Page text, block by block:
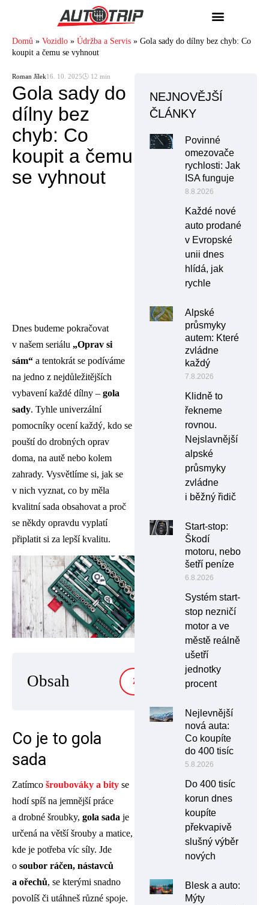
Domů » Vozidlo » Údržba a Servis » Gola sady do dílny bez chyb: Co
koupit a čemu se vyhnout
Roman Jílek16. 10. 2025🕓 12 min
Gola sady do
dílny bez
chyb: Co
koupit a čemu
se vyhnout
Dnes budeme pokračovat
v našem seriálu „Oprav si
sám“ a tentokrát se podíváme
na jedno z nejdůležitějších
vybavení každé dílny – gola
sady. Tyhle univerzální
pomocníky ocení každý, kdo se
pouští do drobných oprav
doma, na autě nebo kolem
zahrady. Vysvětlíme si, jak se
v nich vyznat, co by měla
kvalitní sada obsahovat a proč
se někdy opravdu vyplatí
připlatit si za lepší kvalitu.
Obsah ZOBRAZIT
Co je to gola
sada
Zatímco šroubováky a bity se
hodí spíš na jemnější práce
a drobné šroubky, gola sada je
určená na větší šrouby a matice,
kde je potřeba víc síly. Jde
o soubor ráčen, nástavců
a ořechů, se kterými snadno
povolíš či utáhneš různé spoje.
NEJNOVĚJŠÍ
ČLÁNKY
Povinné
omezovače
rychlosti: Jak
ISA funguje
8.8.2026
Každé nové
auto prodané
v Evropské
unii dnes
hlídá, jak
rychle
Alpské
průsmyky
autem: Které
zvládne
každý
7.8.2026
Klidně to
řekneme
rovnou.
Nejslavnější
alpské
průsmyky
zvládne
i běžný řidič
Start-stop:
Škodí
motoru, nebo
šetří peníze
6.8.2026
Systém start-
stop nezničí
motor a ve
městě reálně
ušetří
jednotky
procent
Nejlevnější
nová auta:
Co koupíte
do 400 tisíc
5.8.2026
Do 400 tisíc
korun dnes
koupíte
překvapivě
slušný výběr
nových
Blesk a auto:
Mýty